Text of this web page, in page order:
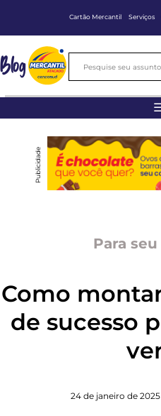
Cartão Mercantil Serviços
Blog
Publicidade
Para
Como
de sucesso
24 de janeiro de 2025